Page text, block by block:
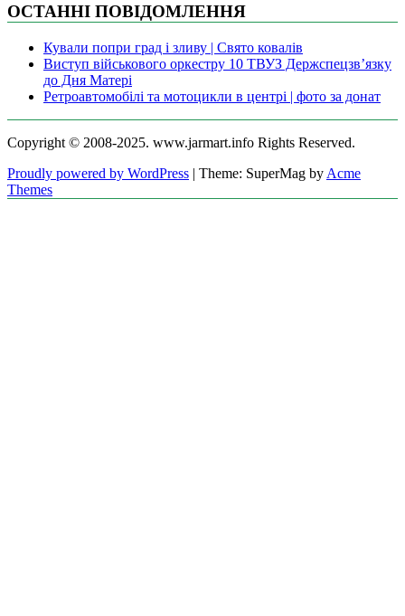
ОСТАННІ ПОВІДОМЛЕННЯ
Кували попри град і зливу | Свято ковалів
Виступ військового оркестру 10 ТВУЗ Держспецзв’язку
до Дня Матері
Ретроавтомобілі та мотоцикли в центрі | фото за донат
Copyright © 2008-2025. www.jarmart.info Rights Reserved.
Proudly powered by WordPress | Theme: SuperMag by Acme
Themes